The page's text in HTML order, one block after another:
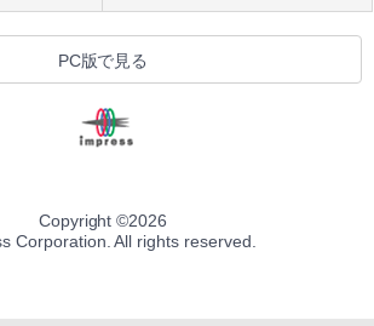
PC版で見る
Copyright ©2026
Corporation. All rights reserved.